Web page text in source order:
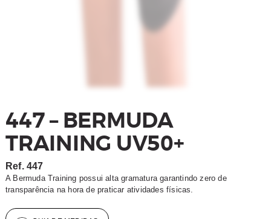
447 – BERMUDA
TRAINING UV50+
Ref. 447
A Bermuda Training possui alta gramatura garantindo zero de
transparência na hora de praticar atividades físicas.